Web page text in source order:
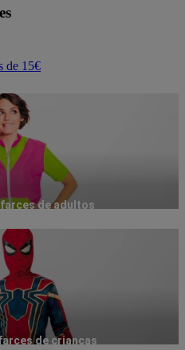
de 15€
de adultos
de crianças